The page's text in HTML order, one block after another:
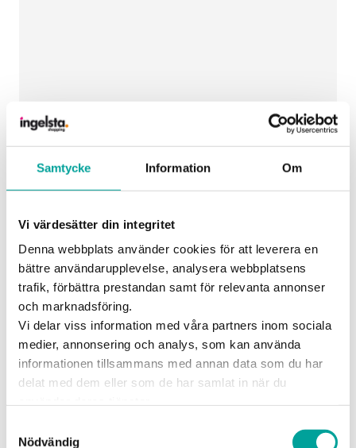
Samtycke Information Om
Vi värdesätter din integritet
Denna webbplats använder cookies för att leverera en
bättre användarupplevelse, analysera webbplatsens
trafik, förbättra prestandan samt för relevanta annonser
och marknadsföring.
Vi delar viss information med våra partners inom sociala
medier, annonsering och analys, som kan använda
informationen tillsammans med annan data som du har
delat med dem eller som de har samlat in när du
Nödvändig